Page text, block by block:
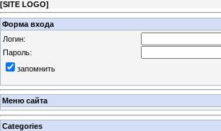
[SITE LOGO]
Форма входа
Логин:
Пароль:
запомнить
Меню сайта
Categories